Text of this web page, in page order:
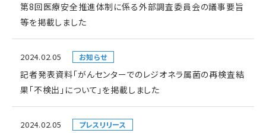
第8回医療安全推進体制に係る外部調査委員会の議事要旨
等を掲載しました
2024.02.05 お知らせ
記者発表資料「がんセンターでのレジオネラ属菌の再検査結
果「不検出」について」を掲載しました
2024.02.05 プレスリリース